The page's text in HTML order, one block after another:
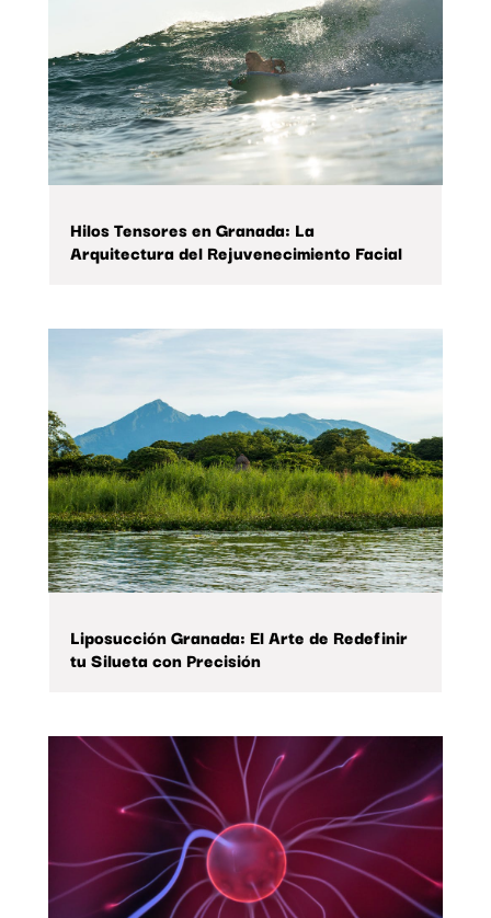
Hilos Tensores en Granada: La
Arquitectura del Rejuvenecimiento Facial
Liposucción Granada: El Arte de Redefinir
tu Silueta con Precisión